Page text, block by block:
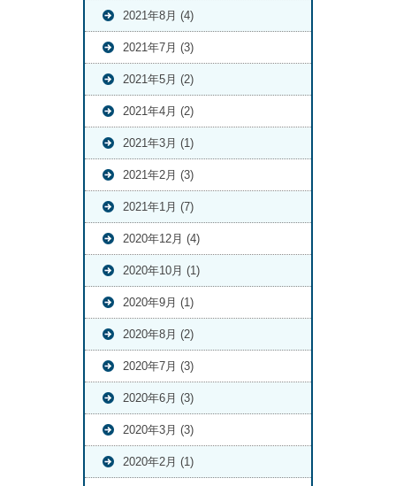
2021年8月 (4)
2021年7月 (3)
2021年5月 (2)
2021年4月 (2)
2021年3月 (1)
2021年2月 (3)
2021年1月 (7)
2020年12月 (4)
2020年10月 (1)
2020年9月 (1)
2020年8月 (2)
2020年7月 (3)
2020年6月 (3)
2020年3月 (3)
2020年2月 (1)